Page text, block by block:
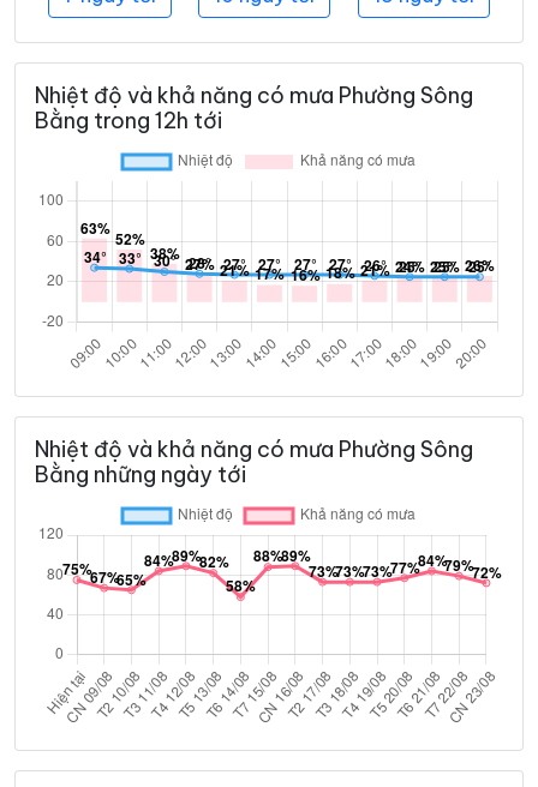
Nhiệt độ và khả năng có mưa Phường Sông
Bằng trong 12h tới
Nhiệt độ và khả năng có mưa Phường Sông
Bằng những ngày tới